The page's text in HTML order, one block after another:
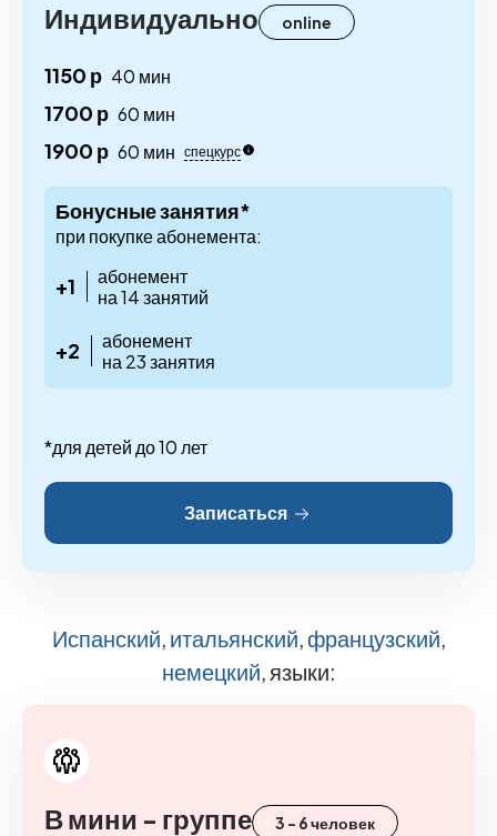
Индивидуально online
1150 р 40 мин
1700 р 60 мин
1900 р 60 мин спецкурс
Бонусные занятия*
при покупке абонемента:
+1
абонемент
на 14 занятий
+2
абонемент
на 23 занятия
*для детей до 10 лет
Записаться
Испанский, итальянский,французский,
немецкий, языки:
В мини - группе 3 - 6 человек